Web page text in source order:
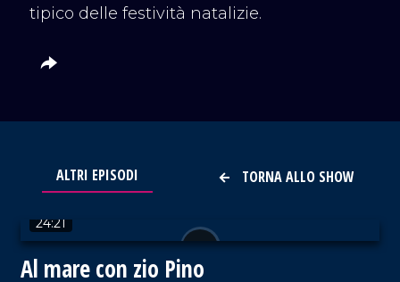
tipico delle festività natalizie.
TORNA ALLO SHOW
ALTRI EPISODI
24:21
Al mare con zio Pino
VAI AL TITOLO